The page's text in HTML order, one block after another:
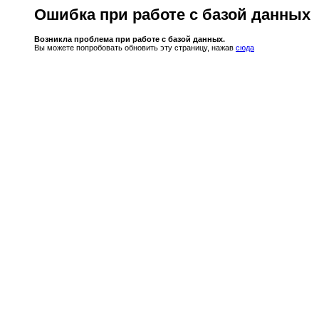
Ошибка при работе с базой данных
Возникла проблема при работе с базой данных.
Вы можете попробовать обновить эту страницу, нажав сюда